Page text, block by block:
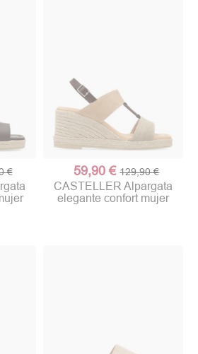
€ 59,90 € 129,90 €
CASTELLER Alpargata
elegante confort mujer